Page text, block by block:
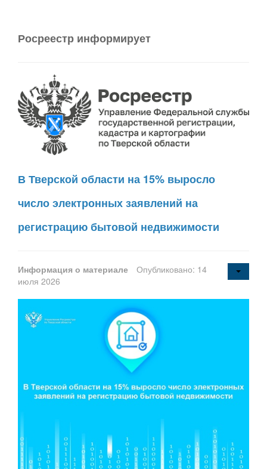
Росреестр информирует
В Тверской области на 15% выросло
число электронных заявлений на
регистрацию бытовой недвижимости
Информация о материале
Опубликовано: 14
июля 2026